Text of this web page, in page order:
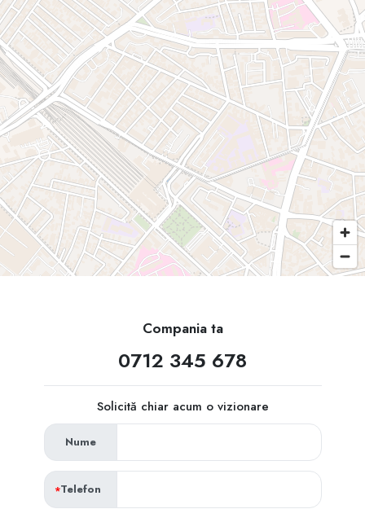
Compania ta
0712 345 678
Solicită chiar acum o vizionare
Nume
Telefon